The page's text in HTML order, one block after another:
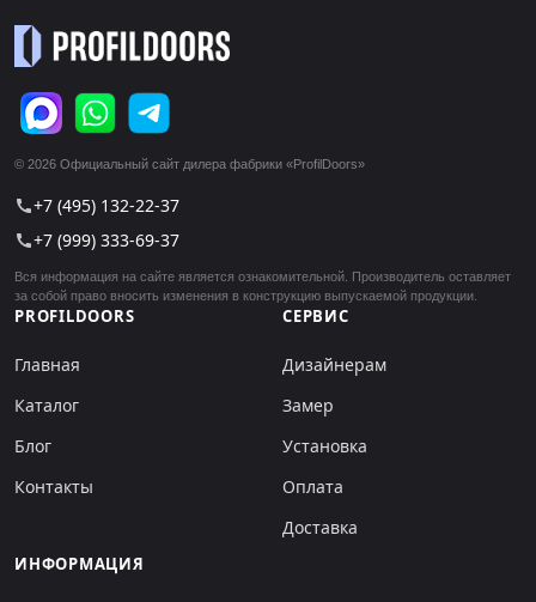
© 2026 Официальный сайт дилера фабрики «ProfilDoors»
call+7 (495) 132-22-37
call+7 (999) 333-69-37
Вся информация на сайте является ознакомительной. Производитель оставляет
за собой право вносить изменения в конструкцию выпускаемой продукции.
PROFILDOORS
Главная
Каталог
Блог
Контакты
СЕРВИС
Дизайнерам
Замер
Установка
Оплата
Доставка
ИНФОРМАЦИЯ